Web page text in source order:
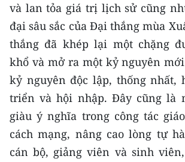
và lan tỏa giá trị lịch sử cũng
đại sâu sắc của Đại thắng mùa
thắng đã khép lại một chặng
khổ và mở ra một kỷ nguyên
kỷ nguyên độc lập, thống nhất,
triển và hội nhập. Đây cũng là
giàu ý nghĩa trong công tác
cách mạng, nâng cao lòng tự
cán bộ, giảng viên và sinh